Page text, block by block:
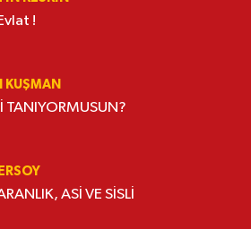
!
KUŞMAN
TANIYORMUSUN?
ASİ VE SİSLİ